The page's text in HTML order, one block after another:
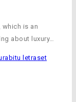
which is an
about luxury…
letraset